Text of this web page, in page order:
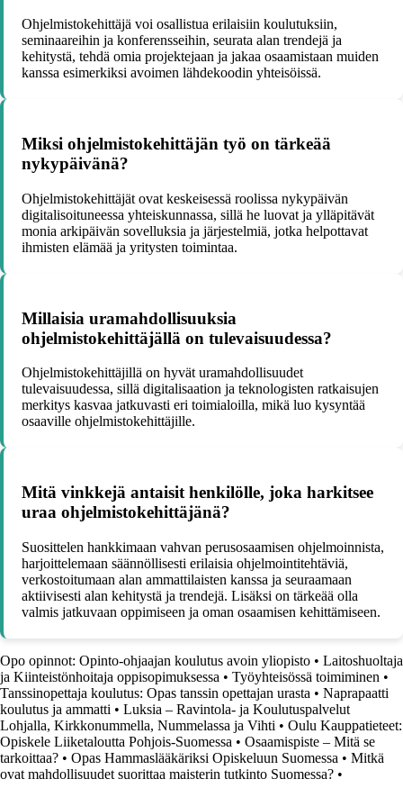
Ohjelmistokehittäjä voi osallistua erilaisiin koulutuksiin,
seminaareihin ja konferensseihin, seurata alan trendejä ja
kehitystä, tehdä omia projektejaan ja jakaa osaamistaan muiden
kanssa esimerkiksi avoimen lähdekoodin yhteisöissä.
Miksi ohjelmistokehittäjän työ on tärkeää
nykypäivänä?
Ohjelmistokehittäjät ovat keskeisessä roolissa nykypäivän
digitalisoituneessa yhteiskunnassa, sillä he luovat ja ylläpitävät
monia arkipäivän sovelluksia ja järjestelmiä, jotka helpottavat
ihmisten elämää ja yritysten toimintaa.
Millaisia uramahdollisuuksia
ohjelmistokehittäjällä on tulevaisuudessa?
Ohjelmistokehittäjillä on hyvät uramahdollisuudet
tulevaisuudessa, sillä digitalisaation ja teknologisten ratkaisujen
merkitys kasvaa jatkuvasti eri toimialoilla, mikä luo kysyntää
osaaville ohjelmistokehittäjille.
Mitä vinkkejä antaisit henkilölle, joka harkitsee
uraa ohjelmistokehittäjänä?
Suosittelen hankkimaan vahvan perusosaamisen ohjelmoinnista,
harjoittelemaan säännöllisesti erilaisia ohjelmointitehtäviä,
verkostoitumaan alan ammattilaisten kanssa ja seuraamaan
aktiivisesti alan kehitystä ja trendejä. Lisäksi on tärkeää olla
valmis jatkuvaan oppimiseen ja oman osaamisen kehittämiseen.
Opo opinnot: Opinto-ohjaajan koulutus avoin yliopisto • Laitoshuoltaja
ja Kiinteistönhoitaja oppisopimuksessa • Työyhteisössä toimiminen •
Tanssinopettaja koulutus: Opas tanssin opettajan urasta • Naprapaatti
koulutus ja ammatti • Luksia – Ravintola- ja Koulutuspalvelut
Lohjalla, Kirkkonummella, Nummelassa ja Vihti • Oulu Kauppatieteet:
Opiskele Liiketaloutta Pohjois-Suomessa • Osaamispiste – Mitä se
tarkoittaa? • Opas Hammaslääkäriksi Opiskeluun Suomessa • Mitkä
ovat mahdollisuudet suorittaa maisterin tutkinto Suomessa? •